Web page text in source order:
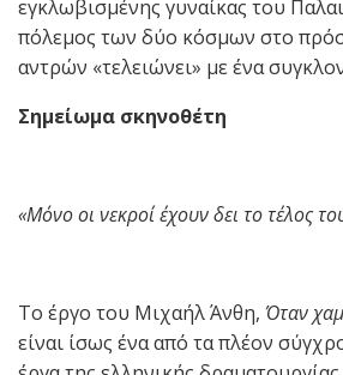
εγκλωβισμένης γυναίκας του
πόλεμος των δύο κόσμων στο
αντρών «τελειώνει» με ένα
Σημείωμα σκηνοθέτη
«Μόνο οι νεκροί έχουν δει το τέλος
Το έργο του Μιχαήλ Άνθη, Όταν
είναι ίσως ένα από τα πλέον